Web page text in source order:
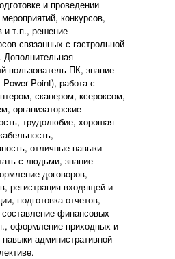
и проведении
конкурсов,
и т.п., решение
связанных с гастрольной
Дополнительная
пользователь ПК, знание
Point), работа с
сканером, ксероксом,
организаторские
трудолюбие, хорошая
отличные навыки
с людьми, знание
договоров,
регистрация входящей и
подготовка отчетов,
финансовых
оформление приходных и
административной